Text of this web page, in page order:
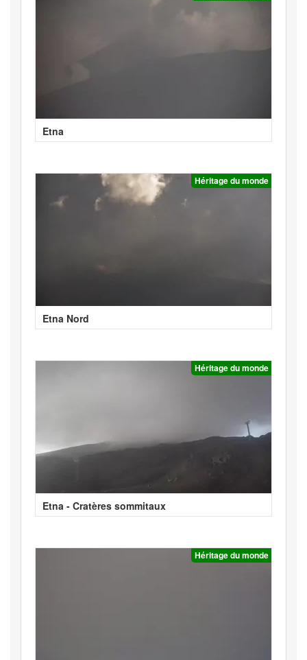
Etna
Héritage du monde
Etna Nord
Héritage du monde
Etna - Cratères sommitaux
Héritage du monde